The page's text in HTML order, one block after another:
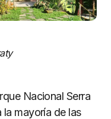
Nacional Serra
mayoría de las